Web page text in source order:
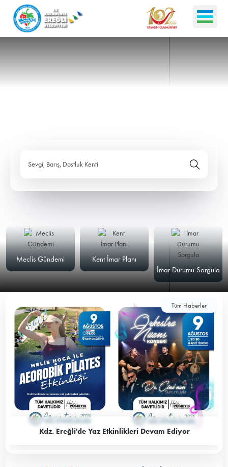
Sevgi, Barış, Dostluk Kenti
Meclis Gündemi
Kent İmar Planı
İmar Durumu Sorgula
Tüm Haberler
Kdz. Ereğli'de Yaz Etkinlikleri Devam Ediyor